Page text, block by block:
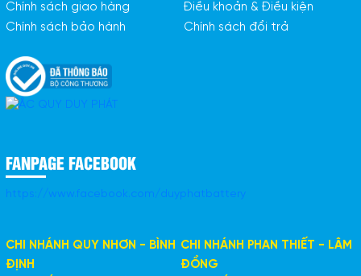
Chính sách giao hàng
Điều khoản & Điều kiện
Chính sách bảo hành
Chính sách đổi trả
FANPAGE FACEBOOK
https://www.facebook.com/duyphatbattery
CHI NHÁNH QUY NHƠN - BÌNH
ĐỊNH
CHI NHÁNH PHAN THIẾT - LÂM
ĐỒNG